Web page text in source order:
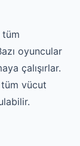
tüm
oyuncular
çalışırlar.
vücut